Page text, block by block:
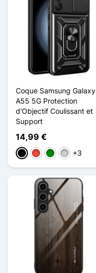
Coque Samsung Galaxy
A55 5G Protection
d'Objectif Coulissant et
Support
14,99 €
PretoVermelho
VerdePrata+3